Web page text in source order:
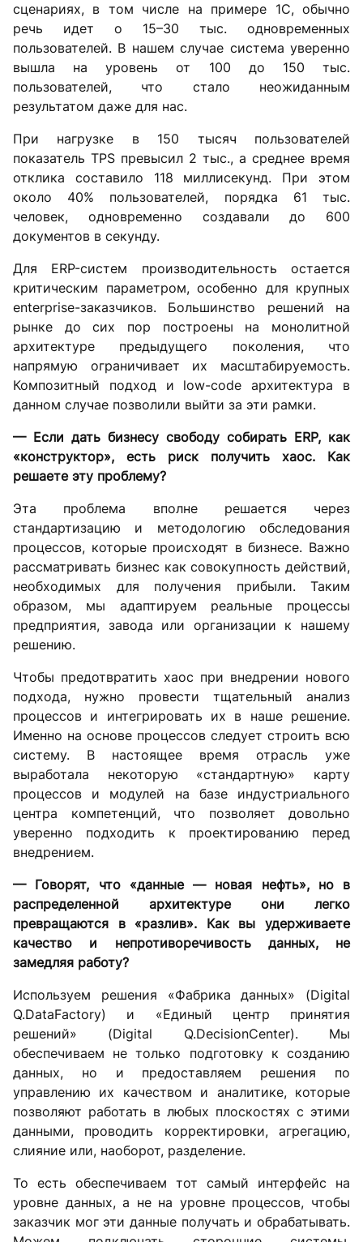
сценариях, в том числе на примере 1С, обычно
речь идет о 15–30 тыс. одновременных
пользователей. В нашем случае система уверенно
вышла на уровень от 100 до 150 тыс.
пользователей, что стало неожиданным
результатом даже для нас.
При нагрузке в 150 тысяч пользователей
показатель TPS превысил 2 тыс., а среднее время
отклика составило 118 миллисекунд. При этом
около 40% пользователей, порядка 61 тыс.
человек, одновременно создавали до 600
документов в секунду.
Для ERP-систем производительность остается
критическим параметром, особенно для крупных
enterprise-заказчиков. Большинство решений на
рынке до сих пор построены на монолитной
архитектуре предыдущего поколения, что
напрямую ограничивает их масштабируемость.
Композитный подход и low-code архитектура в
данном случае позволили выйти за эти рамки.
— Если дать бизнесу свободу собирать ERP, как
«конструктор», есть риск получить хаос. Как
решаете эту проблему?
Эта проблема вполне решается через
стандартизацию и методологию обследования
процессов, которые происходят в бизнесе. Важно
рассматривать бизнес как совокупность действий,
необходимых для получения прибыли. Таким
образом, мы адаптируем реальные процессы
предприятия, завода или организации к нашему
решению.
Чтобы предотвратить хаос при внедрении нового
подхода, нужно провести тщательный анализ
процессов и интегрировать их в наше решение.
Именно на основе процессов следует строить всю
систему. В настоящее время отрасль уже
выработала некоторую «стандартную» карту
процессов и модулей на базе индустриального
центра компетенций, что позволяет довольно
уверенно подходить к проектированию перед
внедрением.
— Говорят, что «данные — новая нефть», но в
распределенной архитектуре они легко
превращаются в «разлив». Как вы удерживаете
качество и непротиворечивость данных, не
замедляя работу?
Используем решения «Фабрика данных» (Digital
Q.DataFactory) и «Единый центр принятия
решений» (Digital Q.DecisionCenter). Мы
обеспечиваем не только подготовку к созданию
данных, но и предоставляем решения по
управлению их качеством и аналитике, которые
позволяют работать в любых плоскостях с этими
данными, проводить корректировки, агрегацию,
слияние или, наоборот, разделение.
То есть обеспечиваем тот самый интерфейс на
уровне данных, а не на уровне процессов, чтобы
заказчик мог эти данные получать и обрабатывать.